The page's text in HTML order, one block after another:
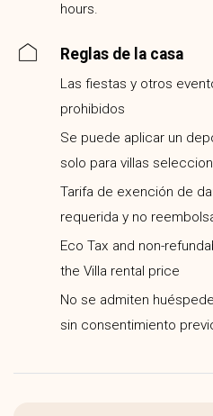
hours.
Reglas de la casa
Las fiestas y otros
prohibidos
Se puede aplicar un
solo para villas
Tarifa de exención de
requerida y no
Eco Tax and non-
the Villa rental price
No se admiten
sin consentimiento